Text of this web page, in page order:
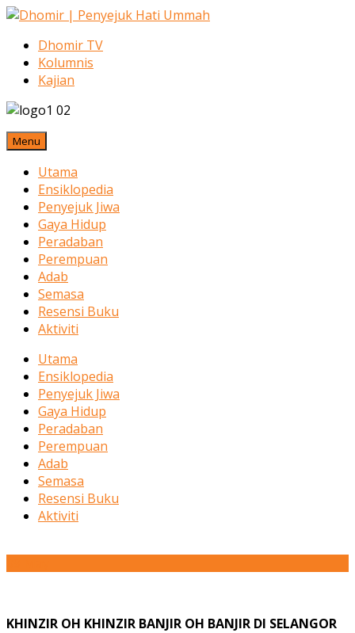
Dhomir TV
Kolumnis
Kajian
Menu
Utama
Ensiklopedia
Penyejuk Jiwa
Gaya Hidup
Peradaban
Perempuan
Adab
Semasa
Resensi Buku
Aktiviti
Utama
Ensiklopedia
Penyejuk Jiwa
Gaya Hidup
Peradaban
Perempuan
Adab
Semasa
Resensi Buku
Aktiviti
KHINZIR OH KHINZIR BANJIR OH BANJIR DI SELANGOR